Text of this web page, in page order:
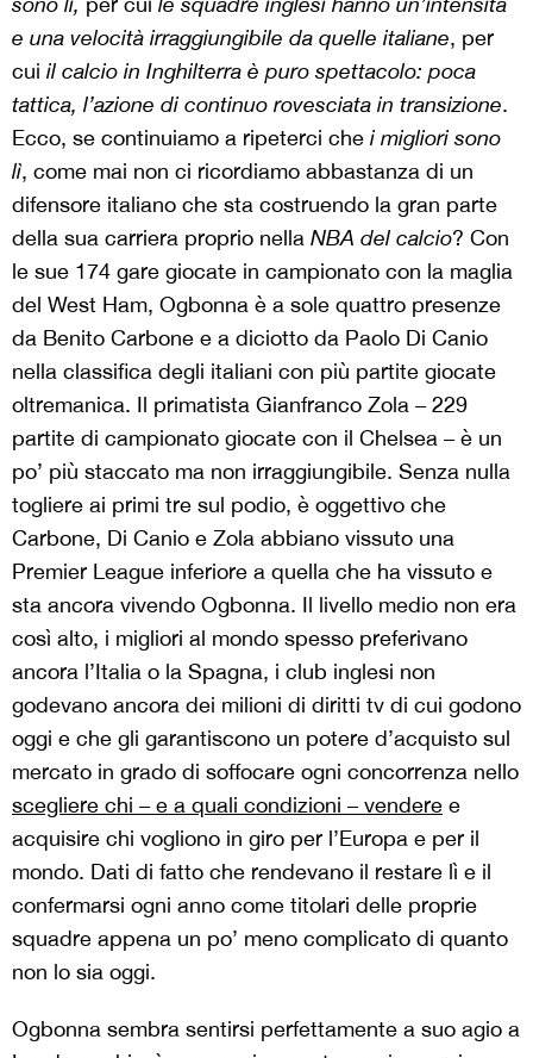
e una velocità irraggiungibile da quelle italiane, per
cui il calcio in Inghilterra è puro spettacolo: poca
tattica, l’azione di continuo rovesciata in transizione.
Ecco, se continuiamo a ripeterci che i migliori sono
lì, come mai non ci ricordiamo abbastanza di un
difensore italiano che sta costruendo la gran parte
della sua carriera proprio nella NBA del calcio? Con
le sue 174 gare giocate in campionato con la maglia
del West Ham, Ogbonna è a sole quattro presenze
da Benito Carbone e a diciotto da Paolo Di Canio
nella classifica degli italiani con più partite giocate
oltremanica. Il primatista Gianfranco Zola – 229
partite di campionato giocate con il Chelsea – è un
po’ più staccato ma non irraggiungibile. Senza nulla
togliere ai primi tre sul podio, è oggettivo che
Carbone, Di Canio e Zola abbiano vissuto una
Premier League inferiore a quella che ha vissuto e
sta ancora vivendo Ogbonna. Il livello medio non era
così alto, i migliori al mondo spesso preferivano
ancora l’Italia o la Spagna, i club inglesi non
godevano ancora dei milioni di diritti tv di cui godono
oggi e che gli garantiscono un potere d’acquisto sul
mercato in grado di soffocare ogni concorrenza nello
scegliere chi – e a quali condizioni – vendere e
acquisire chi vogliono in giro per l’Europa e per il
mondo. Dati di fatto che rendevano il restare lì e il
confermarsi ogni anno come titolari delle proprie
squadre appena un po’ meno complicato di quanto
non lo sia oggi.
Ogbonna sembra sentirsi perfettamente a suo agio a